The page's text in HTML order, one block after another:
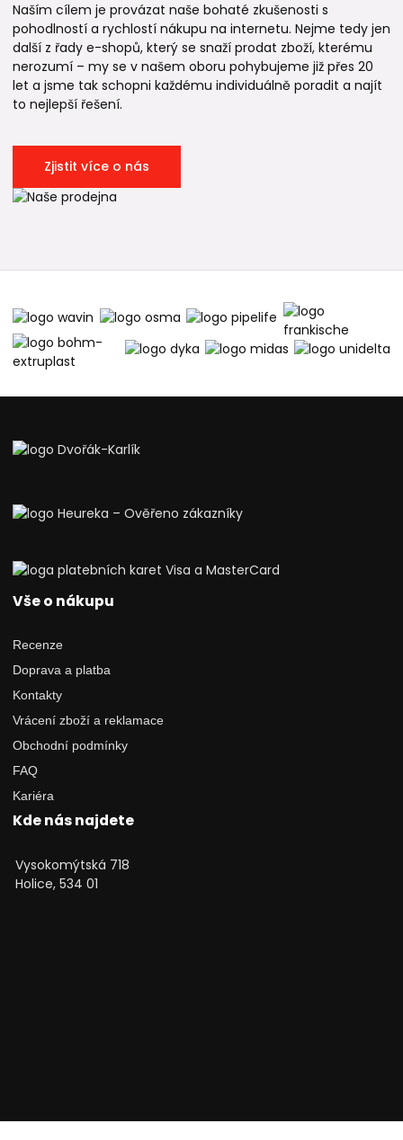
Naším cílem je provázat naše bohaté zkušenosti s
pohodlností a rychlostí nákupu na internetu. Nejme tedy jen
další z řady e-shopů, který se snaží prodat zboží, kterému
nerozumí – my se v našem oboru pohybujeme již přes 20
let a jsme tak schopni každému individuálně poradit a najít
to nejlepší řešení.
Zjistit více o nás
Vše o nákupu
Recenze
Doprava a platba
Kontakty
Vrácení zboží a reklamace
Obchodní podmínky
FAQ
Kariéra
Kde nás najdete
Vysokomýtská 718
Holice, 534 01